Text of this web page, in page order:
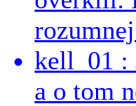
kell_01 :
a o tom